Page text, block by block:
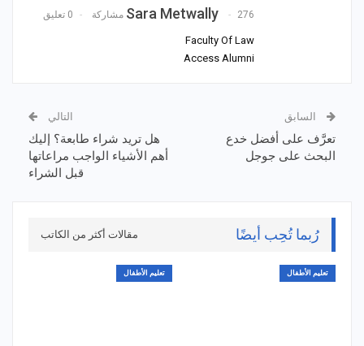
Sara Metwally 276 مشاركة 0 تعليق
Faculty Of Law
Access Alumni
السابق
تعرَّف على أفضل خدع
البحث على جوجل
التالي
هل تريد شراء طابعة؟ إليك
أهم الأشياء الواجب مراعاتها
قبل الشراء
رُبما تُحِب أيضًا مقالات أكثر من الكاتب
تعليم الأطفال تعليم الأطفال